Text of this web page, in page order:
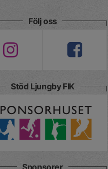
Följ oss
Stöd Ljungby FIK
Sponsorer